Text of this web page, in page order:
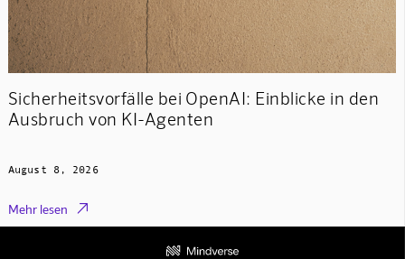
Sicherheitsvorfälle bei OpenAI: Einblicke in den
Ausbruch von KI-Agenten
August 8, 2026
Mehr lesen 